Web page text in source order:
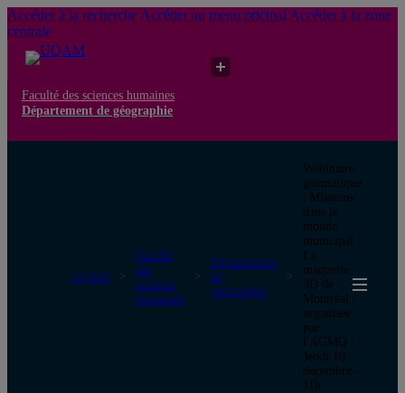
Accéder à la recherche Accéder au menu pricipal Accéder à la zone
centrale
Faculté des sciences humaines
Département de géographie
UQAM
Faculté
des
sciences
humaines
Département
de
géographie
Webinaire
géomatique
| Missions
dans le
monde
municipal :
La
maquette
3D de
Montréal |
organisée
par
l'AGMQ |
Jeudi 10
décembre -
11h